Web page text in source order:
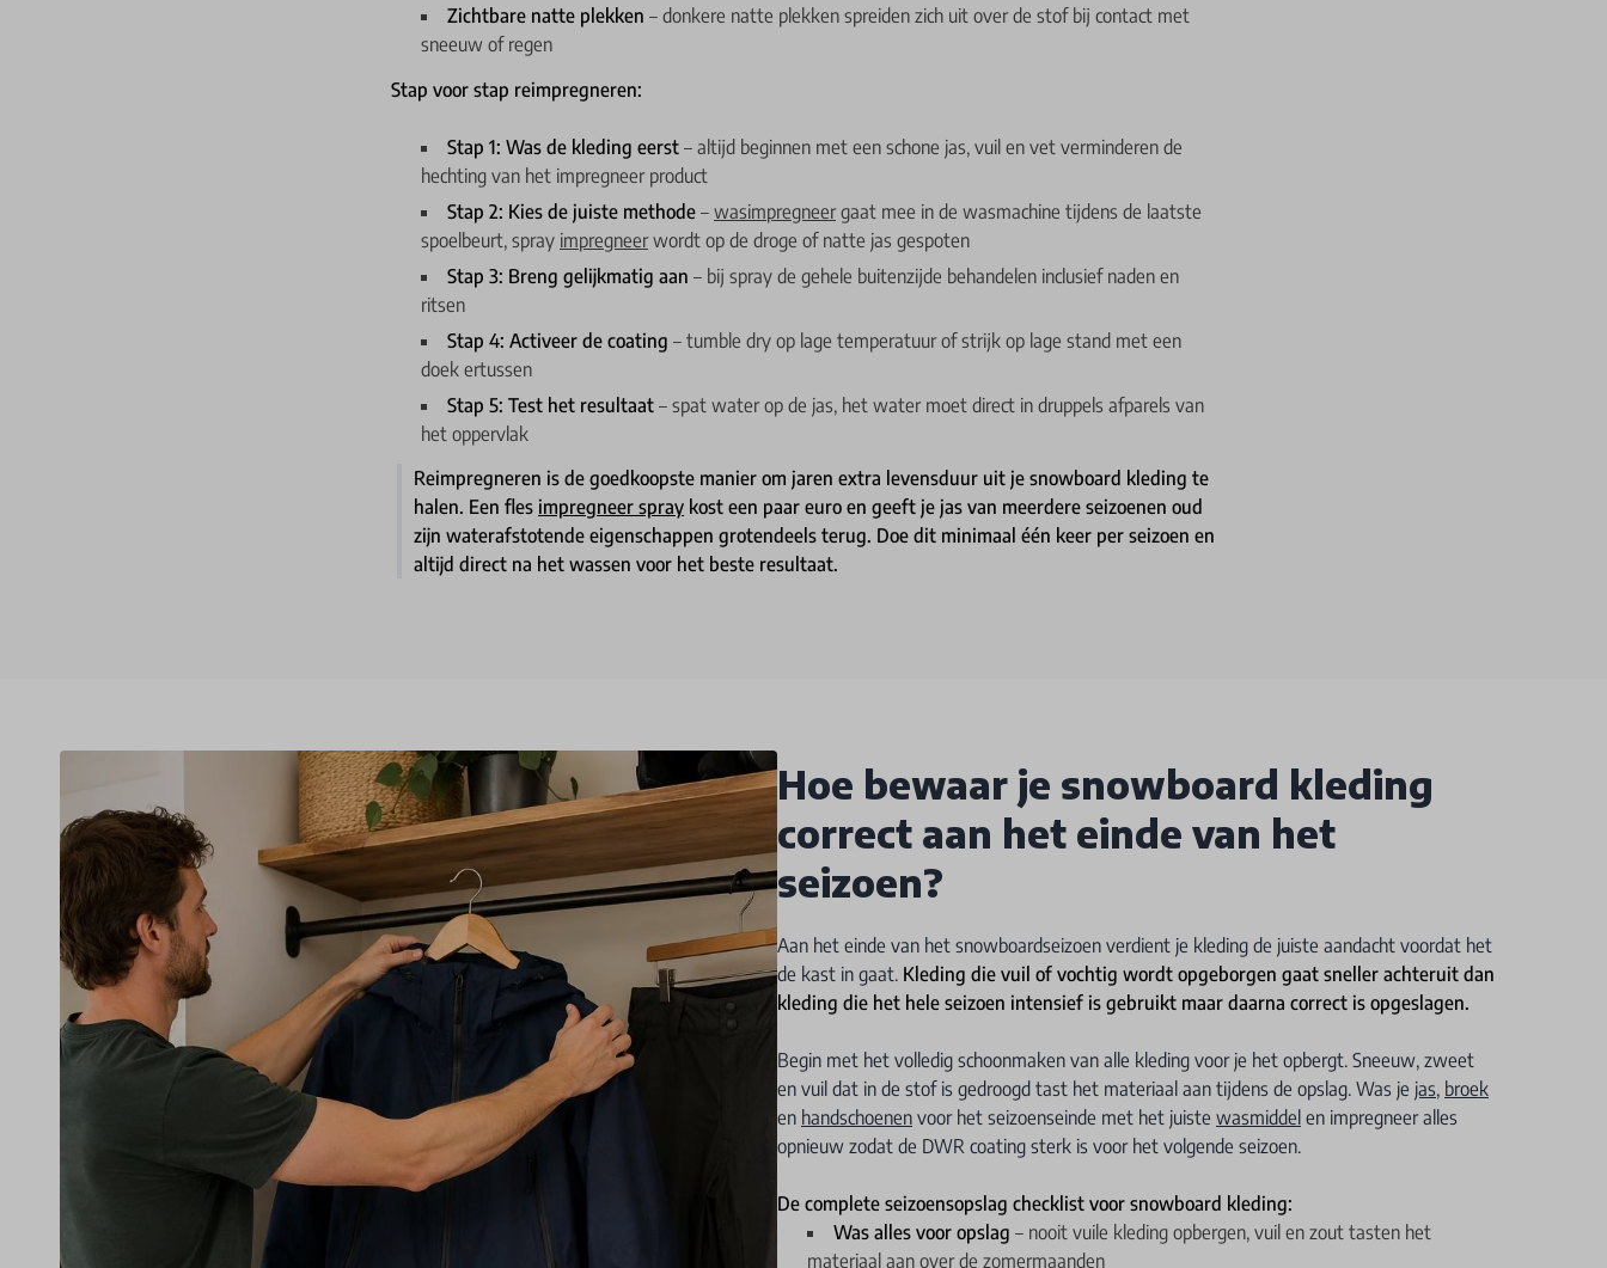
Zichtbare natte plekken – donkere natte plekken spreiden zich uit over de stof bij contact met
sneeuw of regen
Stap voor stap reimpregneren:
Stap 1: Was de kleding eerst – altijd beginnen met een schone jas, vuil en vet verminderen de
hechting van het impregneer product
Stap 2: Kies de juiste methode – wasimpregneergaat mee in de wasmachine tijdens de laatste
spoelbeurt, spray impregneerwordt op de droge of natte jas gespoten
Stap 3: Breng gelijkmatig aan – bij spray de gehele buitenzijde behandelen inclusief naden en
ritsen
Stap 4: Activeer de coating – tumble dry op lage temperatuur of strijk op lage stand met een
doek ertussen
Stap 5: Test het resultaat – spat water op de jas, het water moet direct in druppels afparels van
het oppervlak
Reimpregneren is de goedkoopste manier om jaren extra levensduur uit je snowboard kleding te
halen. Een fles impregneer spray kost een paar euro en geeft je jas van meerdere seizoenen oud
zijn waterafstotende eigenschappen grotendeels terug. Doe dit minimaal één keer per seizoen en
altijd direct na het wassen voor het beste resultaat.
Hoe bewaar je snowboard kleding
correct aan het einde van het
seizoen?
Aan het einde van het snowboardseizoen verdient je kleding de juiste aandacht voordat het
de kast in gaat. Kleding die vuil of vochtig wordt opgeborgen gaat sneller achteruit dan
kleding die het hele seizoen intensief is gebruikt maar daarna correct is opgeslagen.
Begin met het volledig schoonmaken van alle kleding voor je het opbergt. Sneeuw, zweet
en vuil dat in de stof is gedroogd tast het materiaal aan tijdens de opslag. Was je jas, broek
en handschoenen voor het seizoenseinde met het juiste wasmiddel en impregneer alles
opnieuw zodat de DWR coating sterk is voor het volgende seizoen.
De complete seizoensopslag checklist voor snowboard kleding:
Was alles voor opslag – nooit vuile kleding opbergen, vuil en zout tasten het
materiaal aan over de zomermaanden